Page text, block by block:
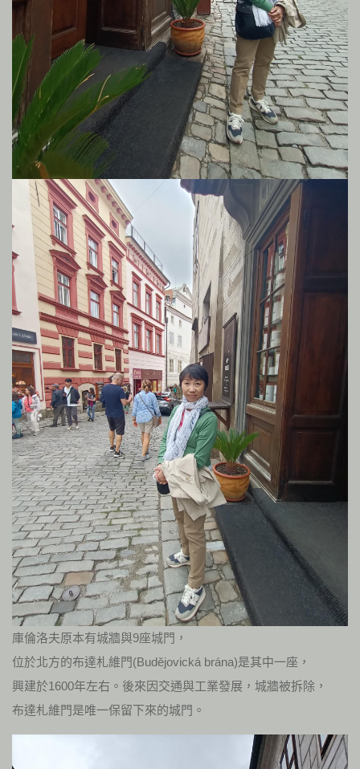
庫倫洛夫原本有城牆與9座城門，
位於北方的布達札維門(Budějovická brána)是其中一座，
興建於1600年左右。後來因交通與工業發展，城牆被拆除，
布達札維門是唯一保留下來的城門。